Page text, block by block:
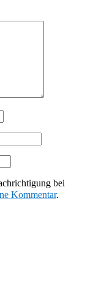
bei
Kommentar.